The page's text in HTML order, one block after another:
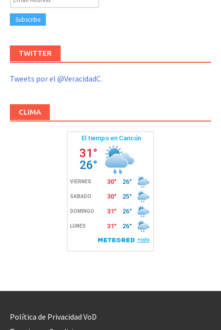
TWITTER
Tweets por el @VeracidadC.
CLIMA
Política de Privacidad VoD